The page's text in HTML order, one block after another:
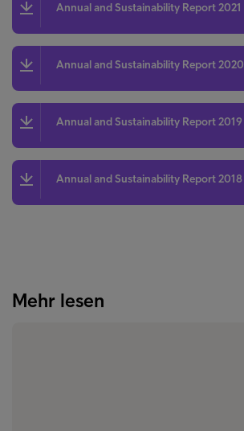
Annual and Sustainability Report 2021
Annual and Sustainability Report 2020
Annual and Sustainability Report 2019
Annual and Sustainability Report 2018
Mehr lesen